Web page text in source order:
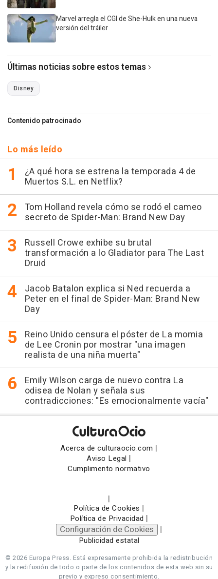
Marvel arregla el CGI de She-Hulk en una nueva
versión del tráiler
Últimas noticias sobre estos temas
Disney
Contenido patrocinado
Lo más leído
¿A qué hora se estrena la temporada 4 de
Muertos S.L. en Netflix?
Tom Holland revela cómo se rodó el cameo
secreto de Spider-Man: Brand New Day
Russell Crowe exhibe su brutal
transformación a lo Gladiator para The Last
Druid
Jacob Batalon explica si Ned recuerda a
Peter en el final de Spider-Man: Brand New
Day
Reino Unido censura el póster de La momia
de Lee Cronin por mostrar "una imagen
realista de una niña muerta"
Emily Wilson carga de nuevo contra La
odisea de Nolan y señala sus
contradicciones: "Es emocionalmente vacía"
Acerca de culturaocio.com |
Aviso Legal |
Cumplimento normativo
|
Política de Cookies |
Política de Privacidad |
Configuración de Cookies |
Publicidad estatal
© 2026 Europa Press. Está expresamente prohibida la redistribución
y la redifusión de todo o parte de los contenidos de esta web sin su
previo y expreso consentimiento.